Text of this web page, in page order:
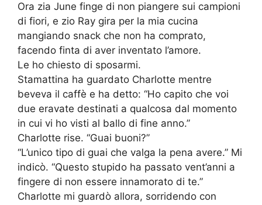
Ora zia June finge di non piangere sui campioni
di fiori, e zio Ray gira per la mia cucina
mangiando snack che non ha comprato,
facendo finta di aver inventato l’amore.
Le ho chiesto di sposarmi.
Stamattina ha guardato Charlotte mentre
beveva il caffè e ha detto: “Ho capito che voi
due eravate destinati a qualcosa dal momento
in cui vi ho visti al ballo di fine anno.”
Charlotte rise. “Guai buoni?”
“L’unico tipo di guai che valga la pena avere.” Mi
indicò. “Questo stupido ha passato vent’anni a
fingere di non essere innamorato di te.”
Charlotte mi guardò allora, sorridendo con